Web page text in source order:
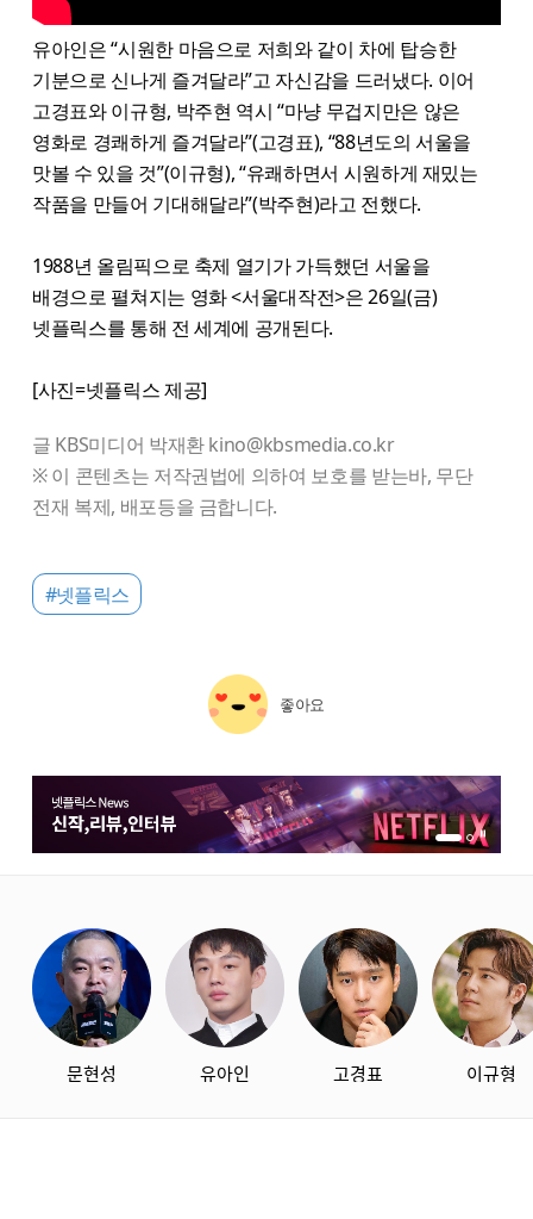
유아인은 “시원한 마음으로 저희와 같이 차에 탑승한
기분으로 신나게 즐겨달라”고 자신감을 드러냈다. 이어
고경표와 이규형, 박주현 역시 “마냥 무겁지만은 않은
영화로 경쾌하게 즐겨달라”(고경표), “88년도의 서울을
맛볼 수 있을 것”(이규형), “유쾌하면서 시원하게 재밌는
작품을 만들어 기대해달라”(박주현)라고 전했다.
1988년 올림픽으로 축제 열기가 가득했던 서울을
배경으로 펼쳐지는 영화 <서울대작전>은 26일(금)
넷플릭스를 통해 전 세계에 공개된다.
[사진=넷플릭스 제공]
글 KBS미디어 박재환 kino@kbsmedia.co.kr
※ 이 콘텐츠는 저작권법에 의하여 보호를 받는바, 무단
전재 복제, 배포등을 금합니다.
#넷플릭스
좋아요
1번 배너 보기
2번 배너 보기
문현성 유아인 고경표 이규형